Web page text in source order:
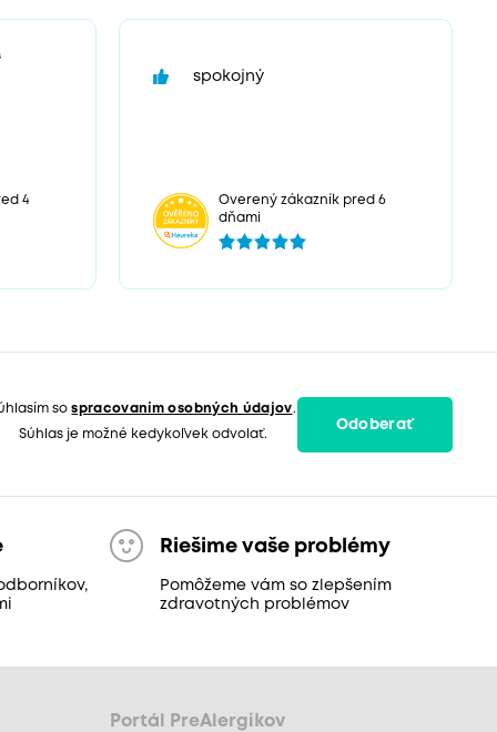
4
spokojný
Overený zákazník pred 6
dňami
sospracovaním osobných údajov.
Súhlas je možné kedykoľvek odvolať.
Odoberať
Riešime vaše problémy
Pomôžeme vám so zlepšením
zdravotných problémov
Portál PreAlergikov